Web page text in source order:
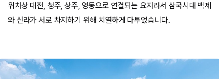
​위치상 대전, 청주, 상주, 영동으로 연결되는 요지라서 삼국시대 백제
와 신라가 서로 차지하기 위해 치열하게 다투었습니다. ​